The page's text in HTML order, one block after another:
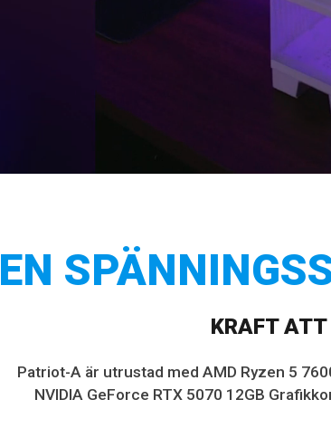
EN
KRAFT ATT
Patriot-A är utrustad med AMD Ryzen 5
NVIDIA GeForce RTX 5070 12GB